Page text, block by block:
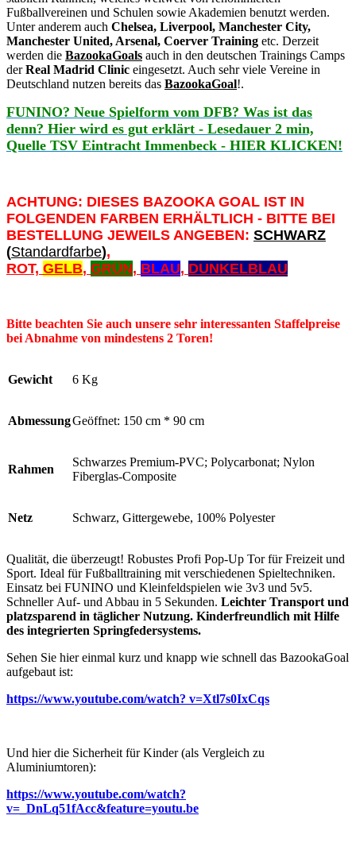
Fußballvereinen und Schulen sowie Akademien benutzt werden.
Unter anderem auch Chelsea, Liverpool, Manchester City,
Manchester United, Arsenal, Coerver Training etc. Derzeit
werden die BazookaGoals auch in den deutschen Trainings Camps
derReal Madrid Clinic eingesetzt. Auch sehr viele Vereine in
Deutschland nutzen bereits das BazookaGoal!.
FUNINO? Neue Spielform vom DFB? Was ist das
denn? Hier wird es gut erklärt - Lesedauer 2 min,
Quelle TSV Eintracht Immenbeck - HIER KLICKEN!
ACHTUNG: DIESES BAZOOKA GOAL IST IN
FOLGENDEN FARBEN ERHÄLTLICH - BITTE BEI
BESTELLUNG JEWEILS ANGEBEN: SCHWARZ
(Standardfarbe),
ROT, GELB, GRÜN, BLAU, DUNKELBLAU
Bitte beachten Sie auch unsere sehr interessanten Staffelpreise
bei Abnahme von mindestens 2 Toren!
Gewicht 6 Kg
AbmessungGeöffnet: 150 cm * 90 cm
Rahmen
Schwarzes Premium-PVC; Polycarbonat; Nylon
Fiberglas-Composite
Netz Schwarz, Gittergewebe, 100% Polyester
Qualität, die überzeugt! Robustes Profi Pop-Up Tor für Freizeit und
Sport. Ideal für Fußballtraining mit verschiedenen Spieltechniken.
Einsatz bei FUNINO und Kleinfeldspielen wie 3v3 und 5v5.
Schneller Auf- und Abbau in 5 Sekunden. Leichter Transport und
platzsparend in täglicher Nutzung. Kinderfreundlich mit Hilfe
des integrierten Springfedersystems.
Sehen Sie hier einmal kurz und knapp wie schnell das BazookaGoal
aufgebaut ist:
https://www.youtube.com/watch? v=Xtl7s0IxCqs
Und hier die Sicherheit für Kinder (als Vergleich zu
Aluminiumtoren):
https://www.youtube.com/watch?
v=_DnLq51fAcc&feature=youtu.be